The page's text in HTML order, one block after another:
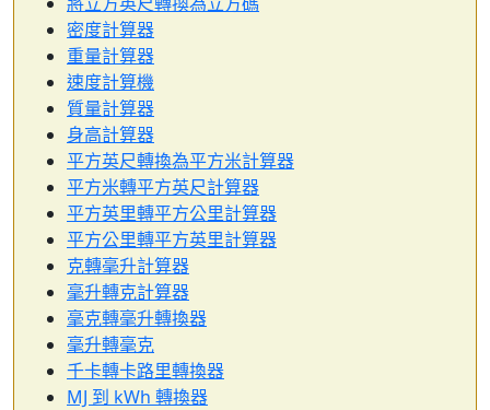
密度計算器
重量計算器
速度計算機
質量計算器
身高計算器
平方英尺轉換為平方米計算器
平方米轉平方英尺計算器
平方英里轉平方公里計算器
平方公里轉平方英里計算器
克轉毫升計算器
毫升轉克計算器
毫克轉毫升轉換器
毫升轉毫克
千卡轉卡路里轉換器
MJ 到 kWh 轉換器